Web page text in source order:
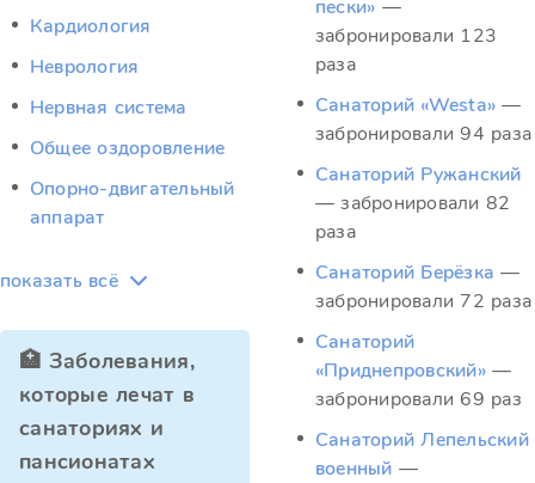
Кардиология
Неврология
Нервная система
Общее оздоровление
Опорно-двигательный
аппарат
показать всё
🏥 Заболевания,
которые лечат в
санаториях и
пансионатах
пески» —
забронировали 123
раза
Санаторий «Westa» —
забронировали 94 раза
Санаторий Ружанский
— забронировали 82
раза
Санаторий Берёзка —
забронировали 72 раза
Санаторий
«Приднепровский» —
забронировали 69 раз
Санаторий Лепельский
военный —